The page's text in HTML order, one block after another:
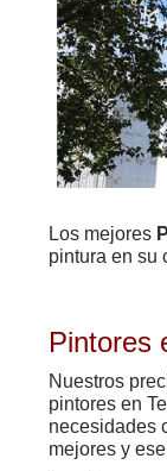
Los mejores
pintura en su
Pintores
Nuestros
pintores en
necesidades
mejores y